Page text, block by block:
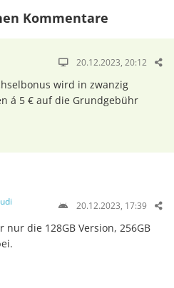
Kommentare
20.12.2023, 20:12
wird in zwanzig
á 5 € auf die Grundgebühr
20.12.2023, 17:39
nur die 128GB Version, 256GB